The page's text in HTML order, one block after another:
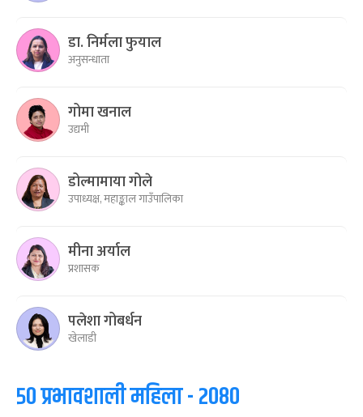
डा. निर्मला फुयाल
अनुसन्धाता
गोमा खनाल
उद्यमी
डोल्मामाया गोले
उपाध्यक्ष, महाङ्काल गाउँपालिका
मीना अर्याल
प्रशासक
पलेशा गोबर्धन
खेलाडी
५० प्रभावशाली महिला - २०८०